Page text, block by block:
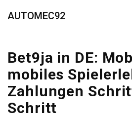
AUTOMEC92
Bet9ja in DE:
mobiles
Zahlungen
Schritt